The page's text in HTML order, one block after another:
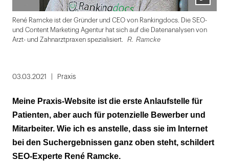
Lightbox
öffnen
René Ramcke ist der Gründer und CEO von Rankingdocs. Die SEO-
und Content Marketing Agentur hat sich auf die Datenanalysen von
Arzt- und Zahnarztpraxen spezialisiert.
R. Ramcke
1
3
03.03.2021 Praxis
Meine Praxis-Website ist die erste Anlaufstelle für
Patienten, aber auch für potenzielle Bewerber und
Mitarbeiter. Wie ich es anstelle, dass sie im Internet
bei den Suchergebnissen ganz oben steht, schildert
SEO-Experte René Ramcke.